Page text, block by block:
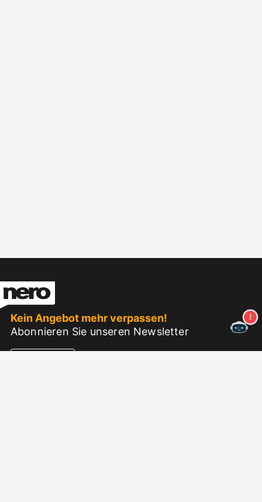
Kein Angebot mehr verpassen!
Abonnieren Sie unseren Newsletter